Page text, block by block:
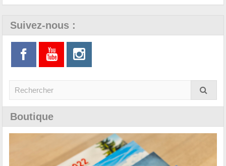
Suivez-nous :
Boutique